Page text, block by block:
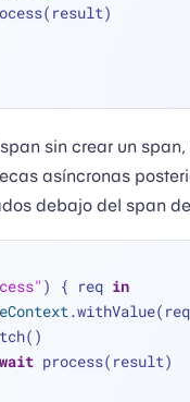
sin crear un span,
asíncronas
debajo del span
) { req in
process(result)